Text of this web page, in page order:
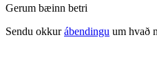
Gerum bæinn betri
Sendu okkurábendingu um hvað